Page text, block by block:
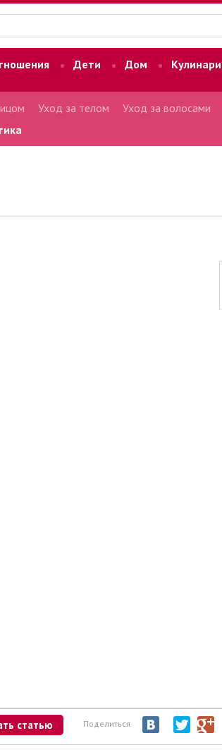
Дети Дом
Уход за телом Уход за волосами
статью Поделиться